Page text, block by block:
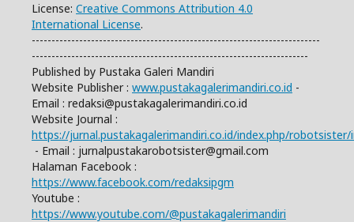
License: Creative Commons Attribution 4.0
International License.
-------------------------------------------------------------------------
----------------------------------------------------------------------
Published by Pustaka Galeri Mandiri
Website Publisher : www.pustakagalerimandiri.co.id -
Email : redaksi@pustakagalerimandiri.co.id
Website Journal :
https://jurnal.pustakagalerimandiri.co.id/index.php/robotsister/
- Email : jurnalpustakarobotsister@gmail.com
Halaman Facebook :
https://www.facebook.com/redaksipgm
Youtube :
https://www.youtube.com/@pustakagalerimandiri